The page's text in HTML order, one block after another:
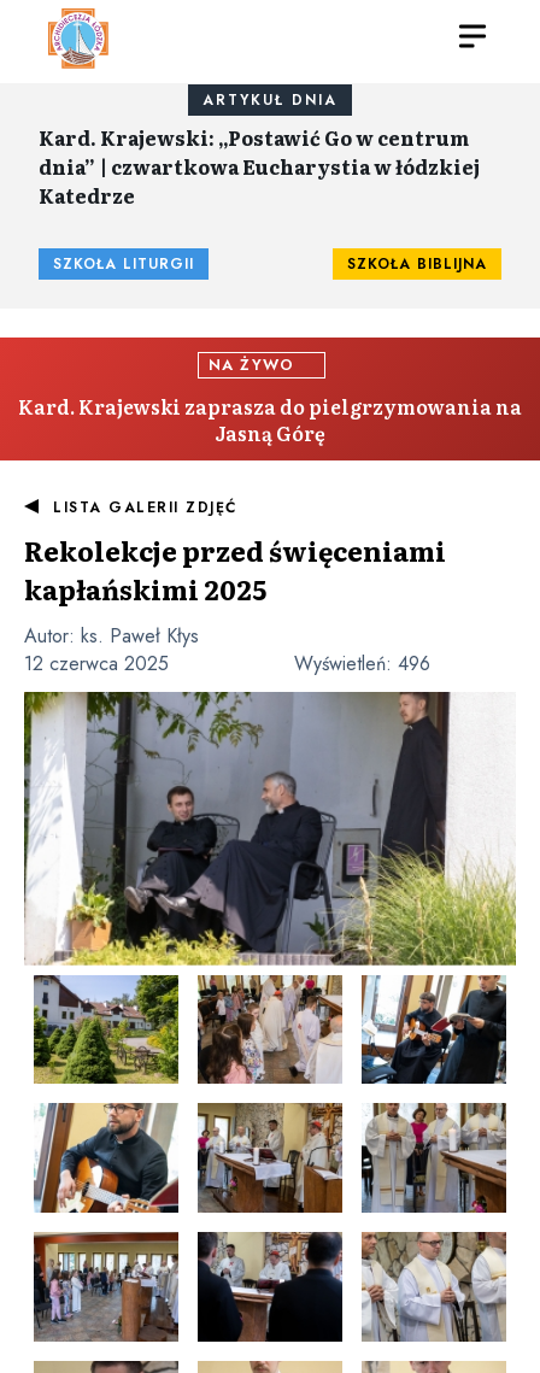
ARTYKUŁ DNIA
Kard. Krajewski: „Postawić Go w centrum
dnia” | czwartkowa Eucharystia w łódzkiej
Katedrze
SZKOŁA LITURGII SZKOŁA BIBLIJNA
NA ŻYWO
Kard. Krajewski zaprasza do pielgrzymowania na
Jasną Górę
LISTA GALERII ZDJĘĆ
Rekolekcje przed święceniami
kapłańskimi 2025
Autor: ks. Paweł Kłys
12 czerwca 2025
Wyświetleń: 496